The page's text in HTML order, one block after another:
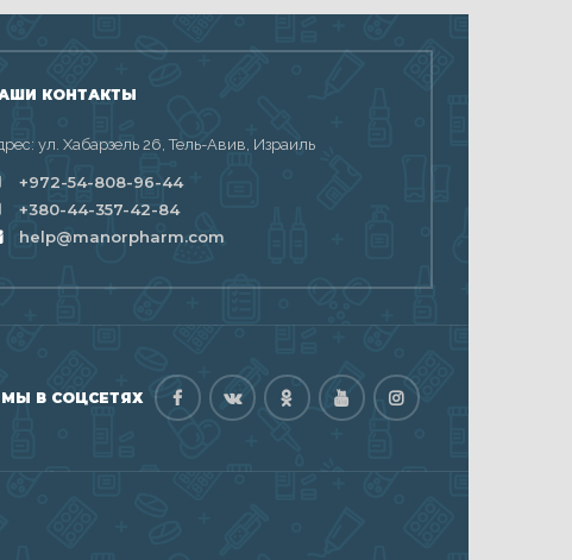
КОНТАКТЫ
ул. Хабарзель 26, Тель-Авив, Израиль
+972-54-808-96-44
+380-44-357-42-84
help@manorpharm.com
МЫ В СОЦСЕТЯХ